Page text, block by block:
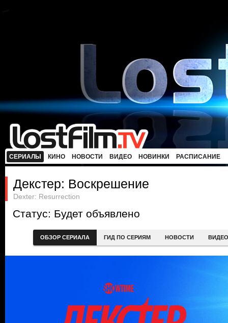
СЕРИАЛЫ КИНО НОВОСТИ ВИДЕО НОВИНКИ РАСПИСАНИЕ
Декстер: Воскрешение
Dexter: Resurrection
Статус: Будет объявлено
ОБЗОР СЕРИАЛА ГИД ПО СЕРИЯМ НОВОСТИ ВИДЕО